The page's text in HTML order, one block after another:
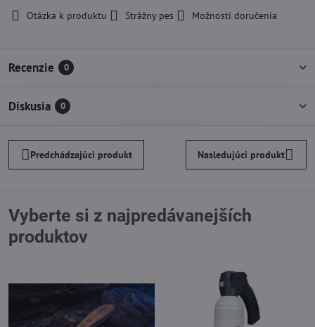
Otázka k produktu Strážny pes Možnosti doručenia
Recenzie 0
Diskusia 0
Predchádzajúci produkt Nasledujúci produkt
Vyberte si z najpredávanejších
produktov